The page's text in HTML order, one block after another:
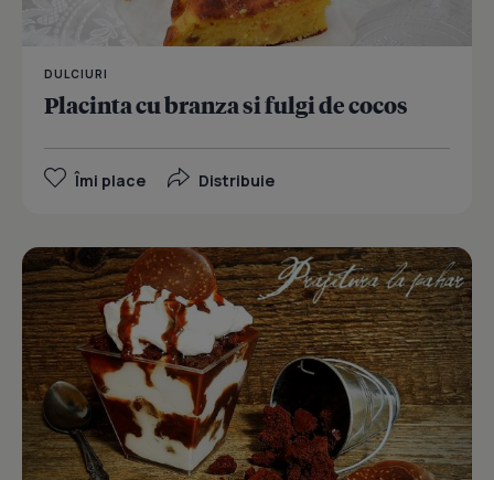
DULCIURI
Placinta cu branza si fulgi de cocos
Îmi place Distribuie